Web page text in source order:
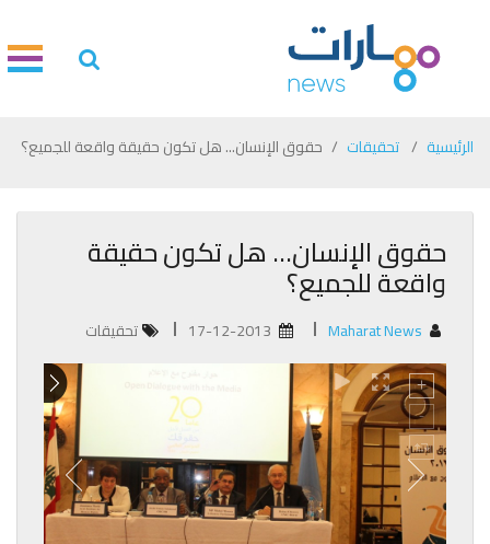
الرئيسية تحقيقات حقوق الإنسان... هل تكون حقيقة واقعة للجميع؟
حقوق الإنسان... هل تكون حقيقة
واقعة للجميع؟
Maharat News تحقيقات